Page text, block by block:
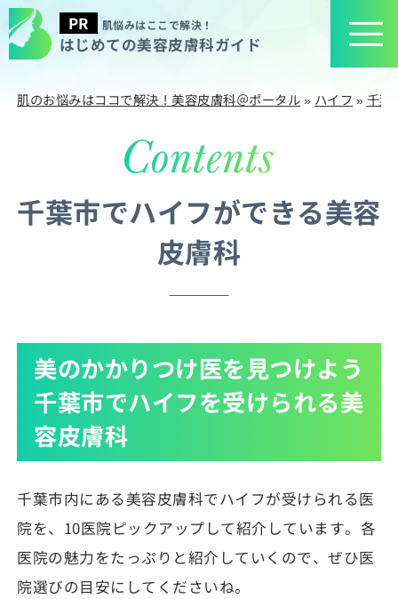
肌悩みはここで解決！
はじめての美容皮膚科ガイド
肌のお悩みはココで解決！美容皮膚科＠ポータル» ハイフ »千葉
千葉市でハイフができる美容
皮膚科
美のかかりつけ医を見つけよう
千葉市でハイフを受けられる美
容皮膚科
千葉市内にある美容皮膚科でハイフが受けられる医
院を、10医院ピックアップして紹介しています。各
医院の魅力をたっぷりと紹介していくので、ぜひ医
院選びの目安にしてくださいね。